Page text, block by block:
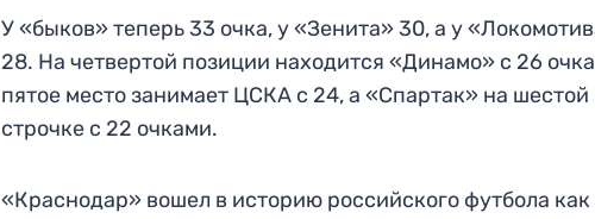
У «быков» теперь 33 очка, у «Зенита» 30, а у
28. На четвертой позиции находится «Динамо» с 26
пятое место занимает ЦСКА с 24, а «Спартак» на шестой
строчке с 22 очками.
«Краснодар» вошел в историю российского футбола как